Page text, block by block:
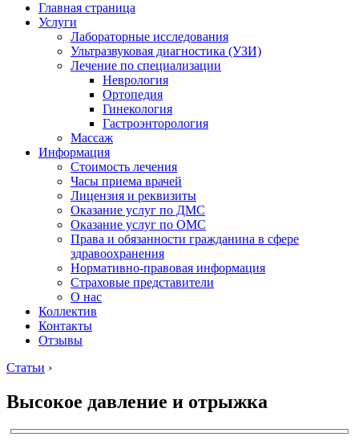
Главная страница
Услуги
Лабораторные исследования
Ультразвуковая диагностика (УЗИ)
Лечение по специализации
Неврология
Ортопедия
Гинекология
Гастроэнторология
Массаж
Информация
Стоимость лечения
Часы приема врачей
Лицензия и реквизиты
Оказание услуг по ДМС
Оказание услуг по ОМС
Права и обязанности гражданина в сфере
здравоохранения
Нормативно-правовая информация
Страховые представители
О нас
Коллектив
Контакты
Отзывы
Статьи ›
Высокое давление и отрыжка